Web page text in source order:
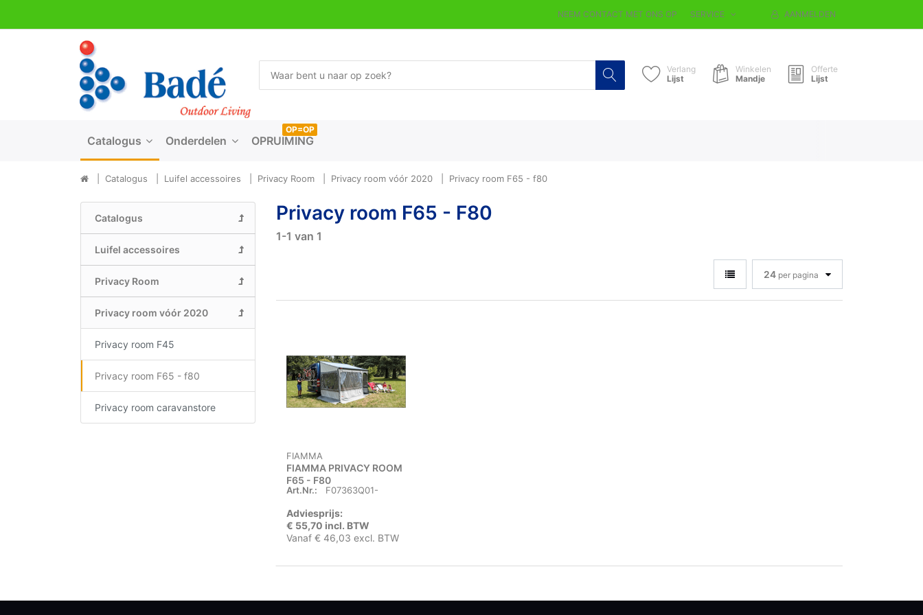
NEEM CONTACT MET ONS OP SERVICE AANMELDEN
Verlang
Lijst
Winkelen
Mandje
Offerte
Lijst
Catalogus Onderdelen OPRUIMING
OP=OP
Catalogus Luifel accessoires Privacy Room Privacy room vóór 2020 Privacy room F65 - f80
Catalogus
Luifel accessoires
Privacy Room
Privacy room vóór 2020
Privacy room F45
Privacy room F65 - f80
Privacy room caravanstore
Privacy room F65 - F80
1-1 van 1
24 per pagina
FIAMMA
FIAMMA PRIVACY ROOM
F65 - F80
Art.Nr.: F07363Q01-
Adviesprijs:
€ 55,70 incl. BTW
Vanaf € 46,03 excl. BTW